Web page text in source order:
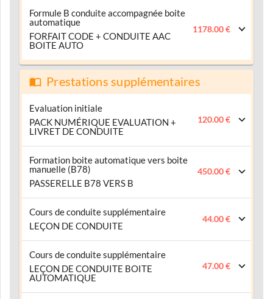
Formule B conduite accompagnée boite
automatique
FORFAIT CODE + CONDUITE AAC
BOITE AUTO
1178.00 €
Prestations supplémentaires
Evaluation initiale
PACK NUMÉRIQUE EVALUATION +
LIVRET DE CONDUITE
120.00 €
Formation boite automatique vers boite
manuelle (B78)
PASSERELLE B78 VERS B
450.00 €
Cours de conduite supplémentaire
LEÇON DE CONDUITE
44.00 €
Cours de conduite supplémentaire
LEÇON DE CONDUITE BOITE
AUTOMATIQUE
47.00 €